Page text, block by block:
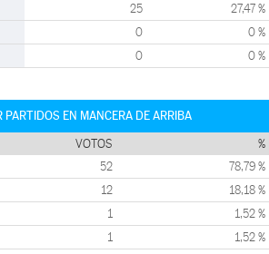
25 27,47 %
0 0 %
0 0 %
PARTIDOS EN MANCERA DE ARRIBA
VOTOS %
52 78,79 %
12 18,18 %
1 1,52 %
1 1,52 %